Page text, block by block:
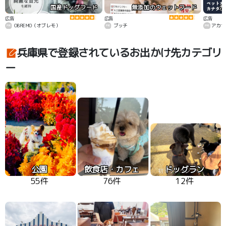
国産ドッグフード
広告
OBREMO（オブレモ）
無添加のウェットフード
広告
ブッチ
カ
広告
アカ
兵庫県で登録されているお出かけ先カテゴリ
ー
公園
55件
飲食店・カフェ
76件
ドッグラン
12件